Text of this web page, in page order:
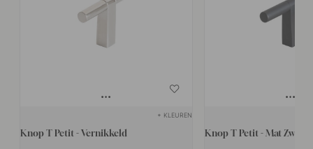
+ KLEUREN
Knop T Petit - Vernikkeld Knop T Petit - Mat Zwart